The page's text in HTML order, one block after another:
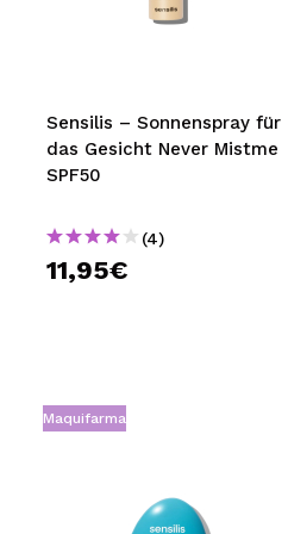
MAQUIFARMA
TRAVEL SIZE
NATURE
SPECIALS
BLOG
Sensilis – Sonnenspray für
das Gesicht Never Mistme
SPF50
(4)
11,95€
Maquifarma